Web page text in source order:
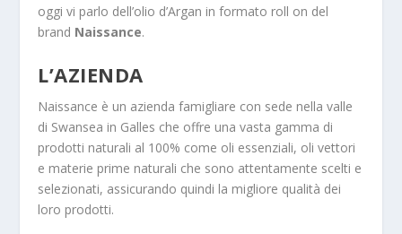
oggi vi parlo dell’olio d’Argan in formato roll on del
brand Naissance.
L’AZIENDA
Naissance è un azienda famigliare con sede nella valle
di Swansea in Galles che offre una vasta gamma di
prodotti naturali al 100% come oli essenziali, oli vettori
e materie prime naturali che sono attentamente scelti e
selezionati, assicurando quindi la migliore qualità dei
loro prodotti.